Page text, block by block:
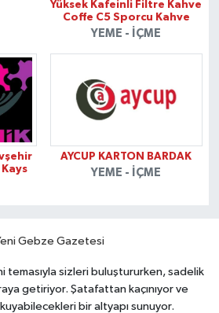
Yüksek Kafeinli Filtre Kahve
Coffe C5 Sporcu Kahve
YEME - İÇME
AYCUP KARTON BARDAK
YEME - İÇME
temasıyla sizleri buluştururken, sadelik
getiriyor. Şatafattan kaçınıyor ve
bir altyapı sunuyor.